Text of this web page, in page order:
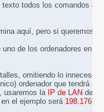
todos los comandos
aquí, pero si queremos
de los ordenadores en
omitiendo lo
ordenador que tendrá
usaremos la IP de LAN del
el ejemplo será